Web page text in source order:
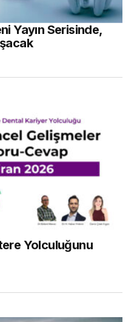
Yayın Serisinde,
Yolculuğunu